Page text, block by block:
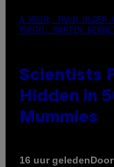
A MUCH, MUCH OLDER
PHOTO: MARTIN
Scientists
Hidden in
Mummies
16 uur geledenDoor